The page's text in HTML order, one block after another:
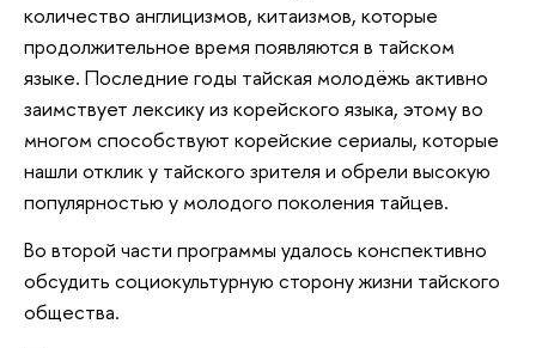
количество англицизмов, китаизмов, которые
продолжительное время появляются в тайском
языке. Последние годы тайская молодёжь активно
заимствует лексику из корейского языка, этому во
многом способствуют корейские сериалы, которые
нашли отклик у тайского зрителя и обрели высокую
популярностью у молодого поколения тайцев.
Во второй части программы удалось конспективно
обсудить социокультурную сторону жизни тайского
общества.